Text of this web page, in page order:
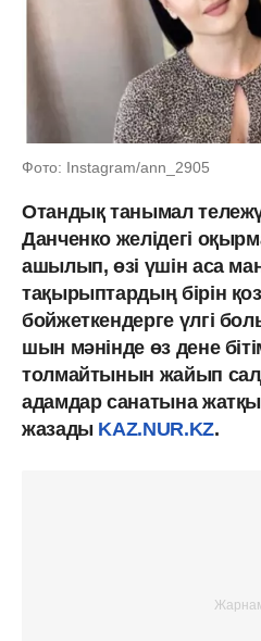
Фото: Instagram/ann_2905
Отандық танымал
Данченко желідегі
ашылып, өзі үшін аса
тақырыптардың бірін
бойжеткендерге үлгі
шын мәнінде өз дене
толмайтынын жайып
адамдар санатына
жазады KAZ.NUR.KZ.